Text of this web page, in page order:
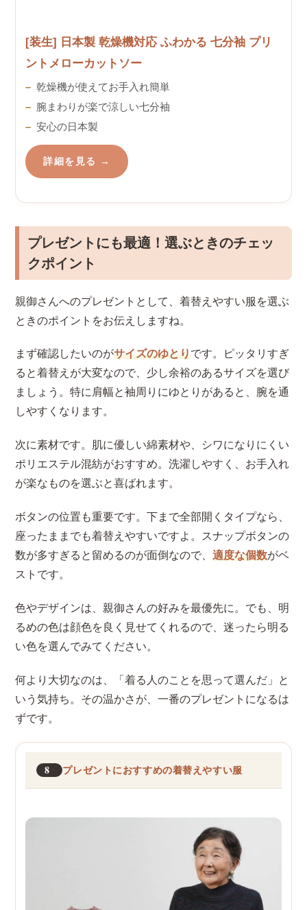
[装生] 日本製 乾燥機対応 ふわかる 七分袖 プリ
ントメローカットソー
乾燥機が使えてお手入れ簡単
腕まわりが楽で涼しい七分袖
安心の日本製
詳細を見る →
プレゼントにも最適！選ぶときのチェッ
クポイント
親御さんへのプレゼントとして、着替えやすい服を選ぶ
ときのポイントをお伝えしますね。
まず確認したいのがサイズのゆとりです。ピッタリすぎ
ると着替えが大変なので、少し余裕のあるサイズを選び
ましょう。特に肩幅と袖周りにゆとりがあると、腕を通
しやすくなります。
次に素材です。肌に優しい綿素材や、シワになりにくい
ポリエステル混紡がおすすめ。洗濯しやすく、お手入れ
が楽なものを選ぶと喜ばれます。
ボタンの位置も重要です。下まで全部開くタイプなら、
座ったままでも着替えやすいですよ。スナップボタンの
数が多すぎると留めるのが面倒なので、適度な個数がベ
ストです。
色やデザインは、親御さんの好みを最優先に。でも、明
るめの色は顔色を良く見せてくれるので、迷ったら明る
い色を選んでみてください。
何より大切なのは、「着る人のことを思って選んだ」と
いう気持ち。その温かさが、一番のプレゼントになるは
ずです。
8 プレゼントにおすすめの着替えやすい服